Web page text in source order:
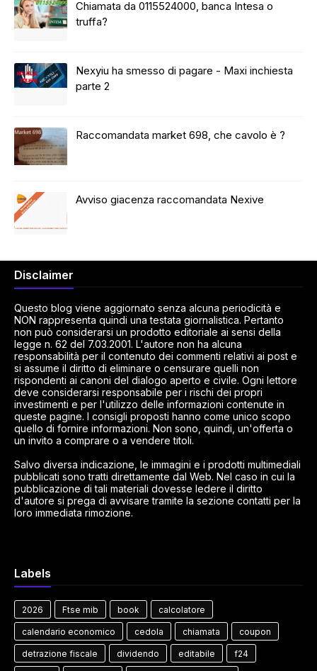
Chiamata da 0115524000, banca Intesa o
truffa?
Nexyiu ha smesso di pagare - Maxi inchiesta
parte 2
Raccomandata market 698, che cavolo è ?
Avviso giacenza raccomandata Nexive
Disclaimer
Questo blog viene aggiornato senza alcuna periodicità e
NON rappresenta quindi una testata giornalistica. Pertanto
non può considerarsi un prodotto editoriale ai sensi della
legge n. 62 del 7.03.2001. L'autore non ha alcuna
responsabilità per il contenuto dei commenti relativi ai post e
si assume il diritto di eliminare o censurare quelli non
rispondenti ai canoni del dialogo aperto e civile. Ogni lettore
deve considerarsi responsabile per i rischi dei propri
investimenti e per l'utilizzo delle informazioni contenute in
queste pagine. I consigli proposti hanno come unico scopo
quello di fornire informazioni. Non sono, quindi, un'offerta o
un invito a comprare o a vendere titoli.
Salvo diversa indicazione, le immagini e i prodotti multimediali
pubblicati sono tratti direttamente dal Web. Nel caso in cui la
pubblicazione di tali materiali dovesse ledere il diritto
d'autore si prega di avvisare tramite la sezione contatti per la
loro immediata rimozione.
Labels
2026 Ftse mib book calcolatore
calendario economico cedola chiamata coupon
detrazione fiscale dividendo editabile f24